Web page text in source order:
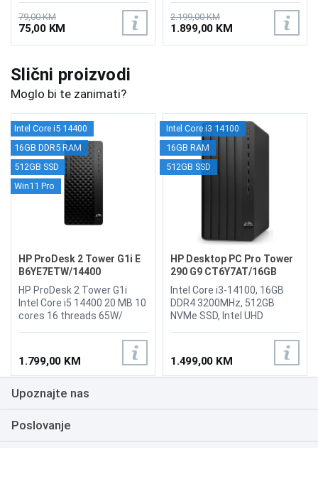
79,00 KM
75,00 KM
2.199,00 KM
1.899,00 KM
Slični proizvodi
Moglo bi te zanimati?
Intel Core i5 14400
16GB DDR5 RAM
512GB SSD
Win11 Pro
HP ProDesk 2 Tower G1i E
B6YE7ETW/14400
HP ProDesk 2 Tower G1i
Intel Core i5 14400 20 MB 10
cores 16 threads 65W/
Desktop/ No keyboard / No
mouse / Realtek 8852BE-VT
Wi-Fi 6 BT 5.4 WW
WLAN,HDMI,DP, Win11 Pro, 2
1.799,00 KM
Intel Core i3 14100
16GB RAM
512GB SSD
HP Desktop PC Pro Tower
290 G9 CT6Y7AT/16GB
Intel Core i3-14100, 16GB
DDR4 3200MHz, 512GB
NVMe SSD, Intel UHD
Bluetooth 5.3, HDMI, VGA, 1x
USB Type-C, 2x USB 3.2 Gen
2 Type-A, 3x USB 3.2 Gen 1
Type-A, 2x USB 2.0,
1.499,00 KM
Upoznajte nas
Poslovanje